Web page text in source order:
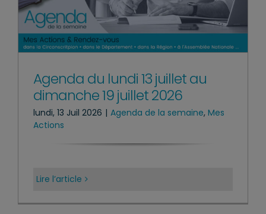
Agenda du lundi 13 juillet au
dimanche 19 juillet 2026
lundi, 13 Juil 2026 | Agenda de la semaine, Mes
Actions
Lire l’article